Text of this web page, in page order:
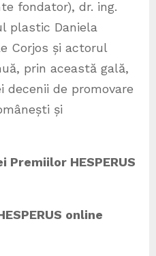
fondator), dr. ing.
plastic Daniela
Corjos și actorul
prin această gală,
de promovare
și
Premiilor HESPERUS
online